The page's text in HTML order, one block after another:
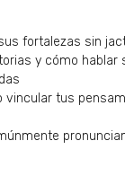
fortalezas sin
y cómo hablar
vincular tus